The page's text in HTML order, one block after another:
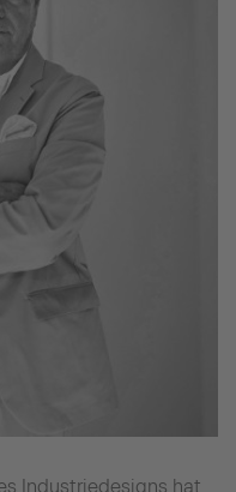
Industriedesigns hat